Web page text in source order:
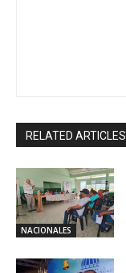
RELATED ARTICLES
NACIONALES